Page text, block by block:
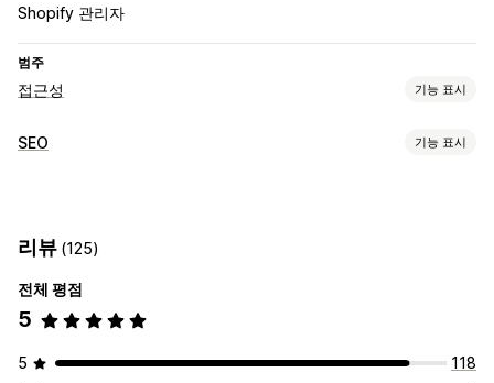
Shopify 관리자
범주
접근성 기능 표시
규정 준수 유형
대체 텍스트
SEO 기능 표시
실적 모니터링
SEO 점수
리뷰 (125)
전체 평점
5
5
118